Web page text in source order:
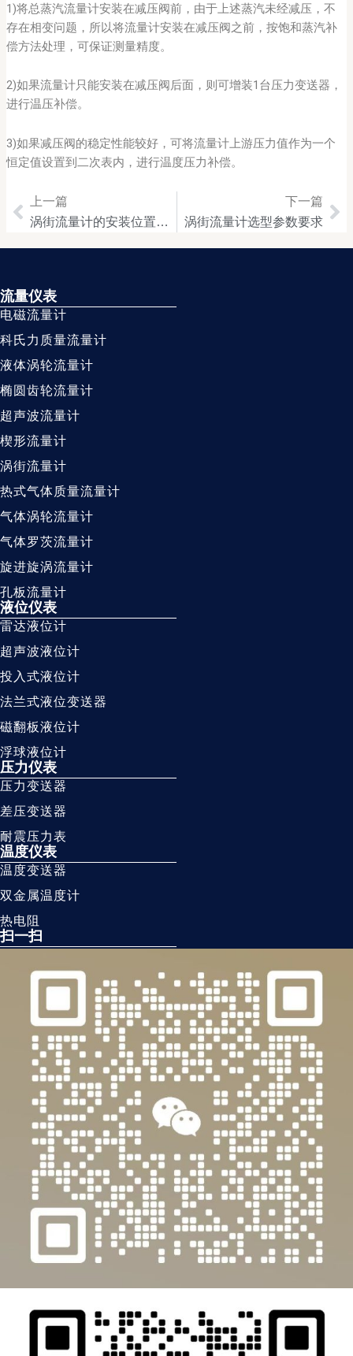
1)将总蒸汽流量计安装在减压阀前，由于上述蒸汽未经减压，不
存在相变问题，所以将流量计安装在减压阀之前，按饱和蒸汽补
偿方法处理，可保证测量精度。
2)如果流量计只能安装在减压阀后面，则可增装1台压力变送器，
进行温压补偿。
3)如果减压阀的稳定性能较好，可将流量计上游压力值作为一个
恒定值设置到二次表内，进行温度压力补偿。
Prev
上一篇
涡街流量计的安装位置要求
下一篇
涡街流量计选型参数要求
流量仪表
电磁流量计
科氏力质量流量计
液体涡轮流量计
椭圆齿轮流量计
超声波流量计
楔形流量计
涡街流量计
热式气体质量流量计
气体涡轮流量计
气体罗茨流量计
旋进旋涡流量计
孔板流量计
液位仪表
雷达液位计
超声波液位计
投入式液位计
法兰式液位变送器
磁翻板液位计
浮球液位计
压力仪表
压力变送器
差压变送器
耐震压力表
温度仪表
温度变送器
双金属温度计
热电阻
扫一扫